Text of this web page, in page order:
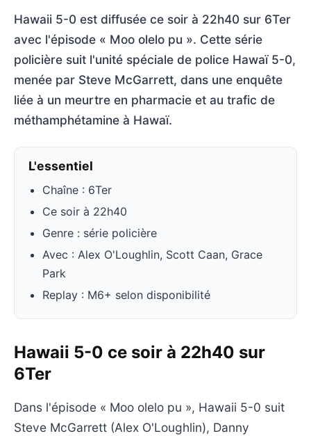
Hawaii 5-0 est diffusée ce soir à 22h40 sur 6Ter
avec l'épisode « Moo olelo pu ». Cette série
policière suit l'unité spéciale de police Hawaï 5-0,
menée par Steve McGarrett, dans une enquête
liée à un meurtre en pharmacie et au trafic de
méthamphétamine à Hawaï.
L'essentiel
Chaîne : 6Ter
Ce soir à 22h40
Genre : série policière
Avec : Alex O'Loughlin, Scott Caan, Grace
Park
Replay : M6+ selon disponibilité
Hawaii 5-0 ce soir à 22h40 sur
6Ter
Dans l'épisode « Moo olelo pu », Hawaii 5-0 suit
Steve McGarrett (Alex O'Loughlin), Danny